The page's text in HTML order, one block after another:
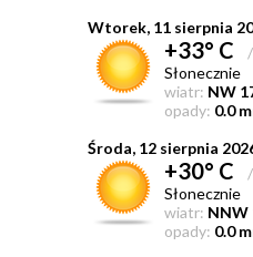
Wtorek, 11 sierpnia
+33° C /
Słonecznie
wiatr: NW
opady: 0.0
Środa, 12 sierpnia
+30° C /
Słonecznie
wiatr: NNW
opady: 0.0